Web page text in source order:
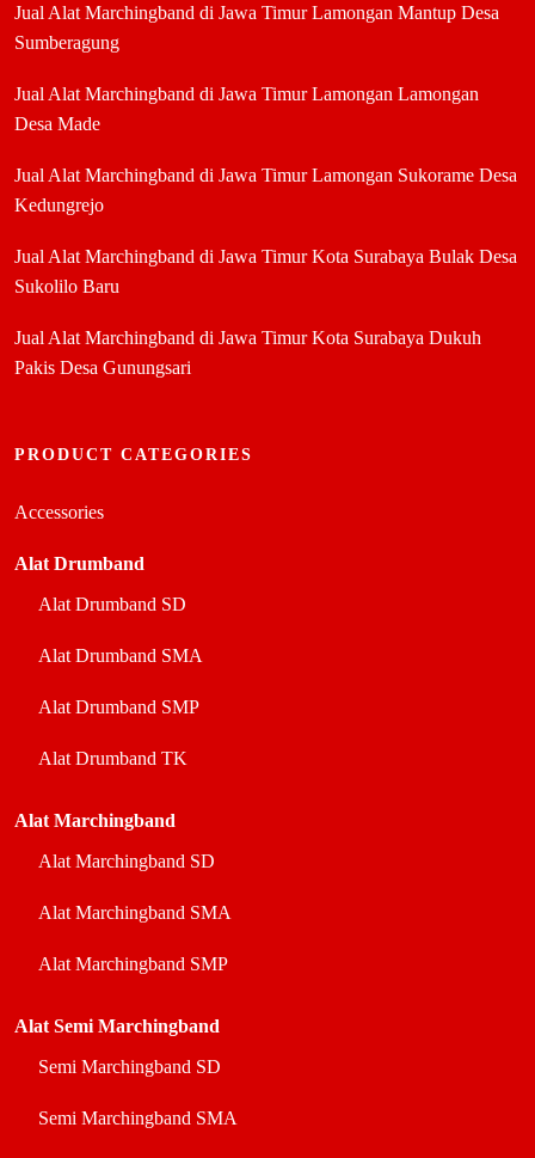
Jual Alat Marchingband di Jawa Timur Lamongan Mantup Desa
Sumberagung
Jual Alat Marchingband di Jawa Timur Lamongan Lamongan
Desa Made
Jual Alat Marchingband di Jawa Timur Lamongan Sukorame Desa
Kedungrejo
Jual Alat Marchingband di Jawa Timur Kota Surabaya Bulak Desa
Sukolilo Baru
Jual Alat Marchingband di Jawa Timur Kota Surabaya Dukuh
Pakis Desa Gunungsari
PRODUCT CATEGORIES
Accessories
Alat Drumband
Alat Drumband SD
Alat Drumband SMA
Alat Drumband SMP
Alat Drumband TK
Alat Marchingband
Alat Marchingband SD
Alat Marchingband SMA
Alat Marchingband SMP
Alat Semi Marchingband
Semi Marchingband SD
Semi Marchingband SMA